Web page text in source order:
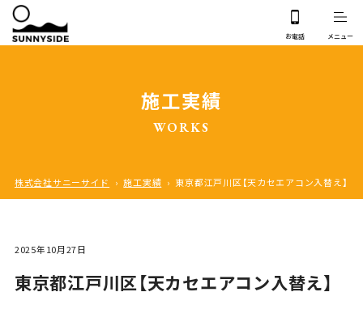
施工実績
WORKS
株式会社サニーサイド › 施工実績 › 東京都江戸川区【天カセエアコン入替え】
2025年10月27日
東京都江戸川区【天カセエアコン入替え】